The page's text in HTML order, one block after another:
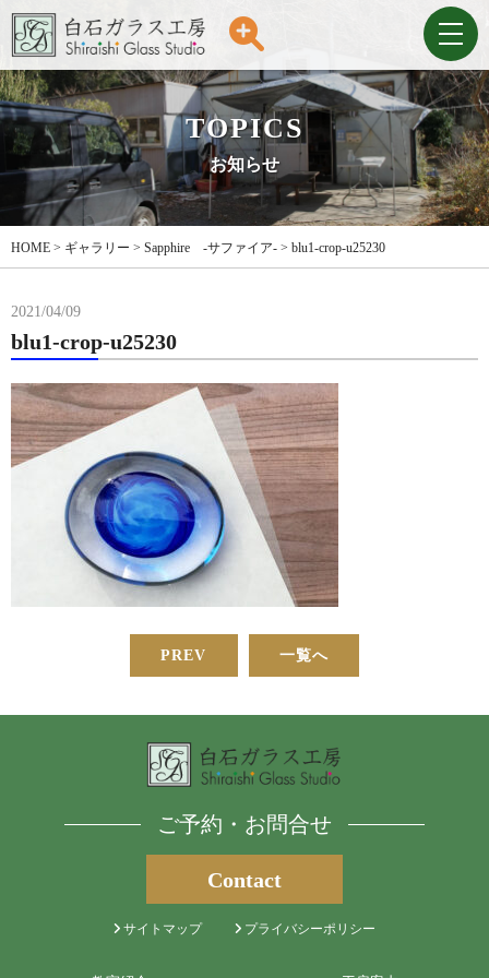
TOPICS
お知らせ
HOME > ギャラリー > Sapphire -サファイア- > blu1-crop-u25230
2021/04/09
blu1-crop-u25230
PREV 一覧へ
ご予約・お問合せ
Contact
サイトマップ プライバシーポリシー